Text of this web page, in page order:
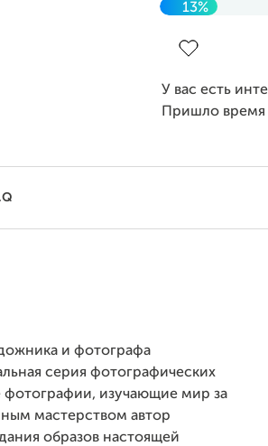
13%
У вас есть
Пришло время
и фотографа
серия фотографических
фотографии, изучающие мир за
мастерством автор
образов настоящей